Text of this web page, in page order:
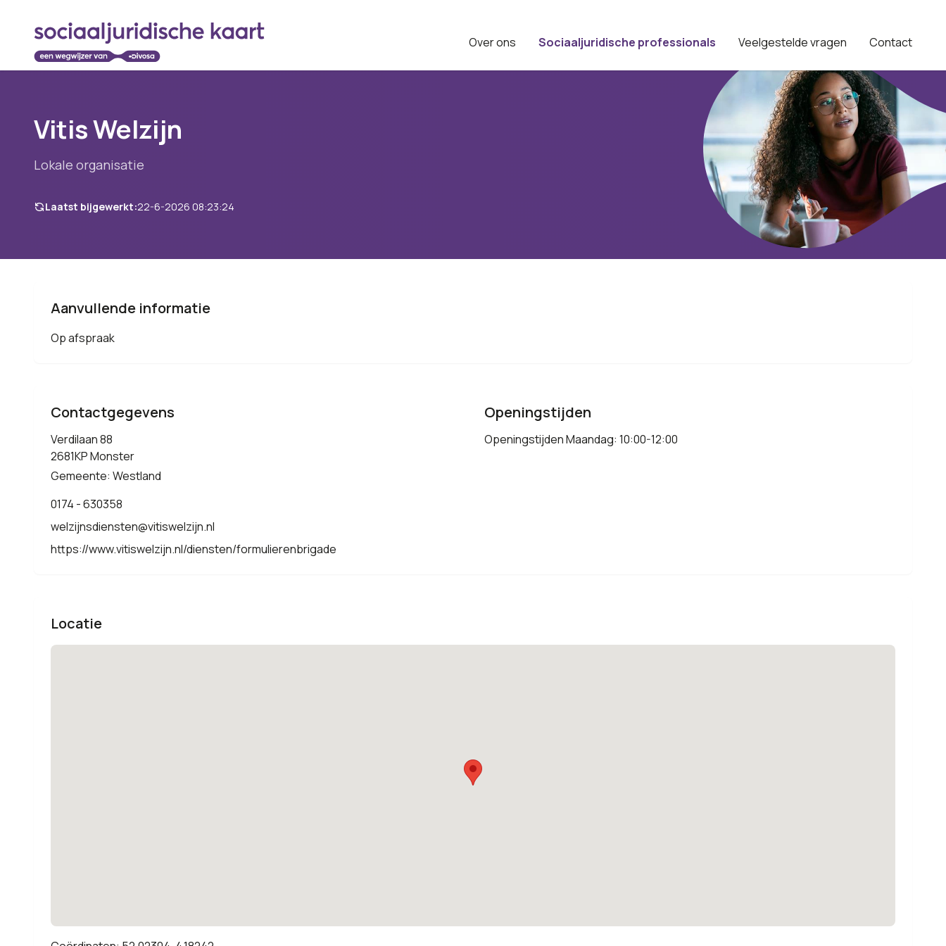
Over ons Sociaaljuridische professionals Veelgestelde vragen Contact
Vitis Welzijn
Lokale organisatie
Laatst bijgewerkt:22-6-2026 08:23:24
Aanvullende informatie
Op afspraak
Contactgegevens
Verdilaan 88
2681KP Monster
Gemeente: Westland
0174 - 630358
welzijnsdiensten@vitiswelzijn.nl
https://www.vitiswelzijn.nl/diensten/formulierenbrigade
Openingstijden
Openingstijden Maandag: 10:00-12:00
Locatie